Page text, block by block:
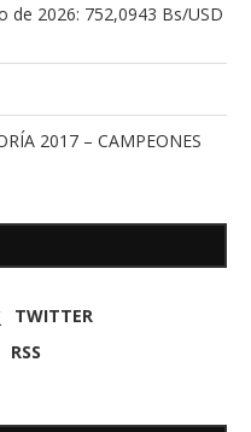
de 2026: 752,0943 Bs/USD
2017 – CAMPEONES
TWITTER
RSS